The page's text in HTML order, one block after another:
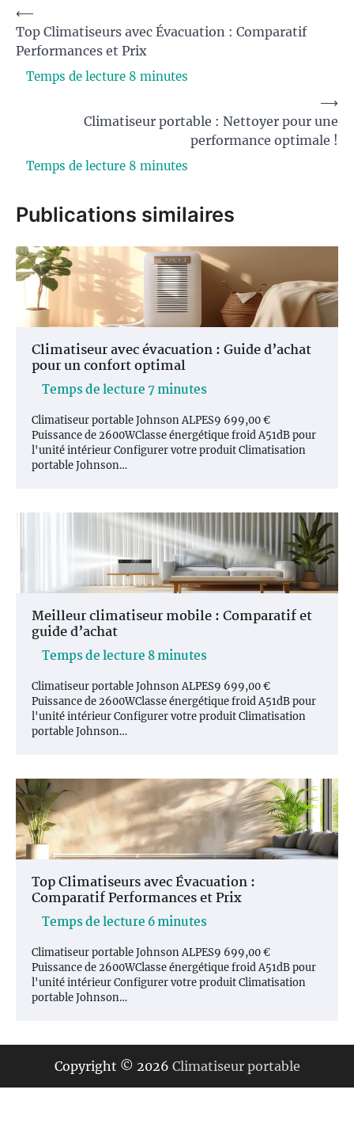
Navigation
de
l’article
⟵
Top Climatiseurs avec Évacuation : Comparatif
Performances et Prix
Climatiseur portable : Nettoyer pour une
performance optimale !
⟶
Publications similaires
Climatiseur avec évacuation : Guide d’achat
pour un confort optimal
Climatiseur portable Johnson ALPES9 699,00 €
Puissance de 2600WClasse énergétique froid A51dB pour
l'unité intérieur Configurer votre produit Climatisation
portable Johnson…
Meilleur climatiseur mobile : Comparatif et
guide d’achat
Climatiseur portable Johnson ALPES9 699,00 €
Puissance de 2600WClasse énergétique froid A51dB pour
l'unité intérieur Configurer votre produit Climatisation
portable Johnson…
Top Climatiseurs avec Évacuation :
Comparatif Performances et Prix
Climatiseur portable Johnson ALPES9 699,00 €
Puissance de 2600WClasse énergétique froid A51dB pour
l'unité intérieur Configurer votre produit Climatisation
portable Johnson…
Copyright © 2026 Climatiseur portable